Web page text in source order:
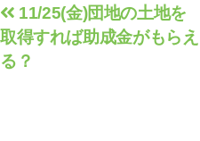
投
稿
ナ
11/25(金)団地の土地を
取得すれば助成金がもらえ
る？